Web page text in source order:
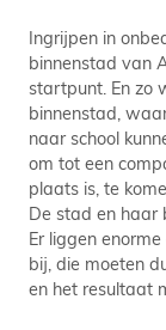
Ingrijpen in
binnenstad van
startpunt. En zo
binnenstad,
naar school
om tot een
plaats is, te
De stad en haar
Er liggen
bij, die moeten
en het resultaat